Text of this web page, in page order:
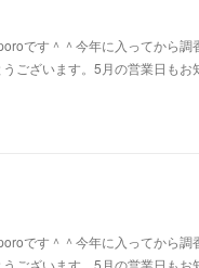
です＾＾今年に入ってから
ございます。5月の営業日も
です＾＾今年に入ってから
ございます。5月の営業日も